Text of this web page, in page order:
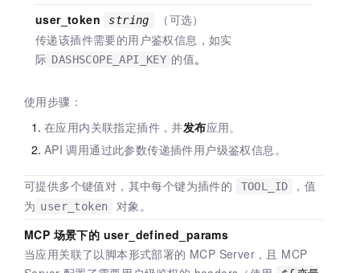
user_token
string
（可选）
传递该插件需要的用户鉴权信息，如实
际 DASHSCOPE_API_KEY 的值。
使用步骤：
在应用内关联指定插件，并发布应用。
API 调用通过此参数传递插件用户级鉴权信息。
可提供多个键值对，其中每个键为插件的 TOOL_ID
，值
为 user_token
对象。
MCP 场景下的 user_defined_params
当应用关联了以脚本形式部署的 MCP Server，且 MCP